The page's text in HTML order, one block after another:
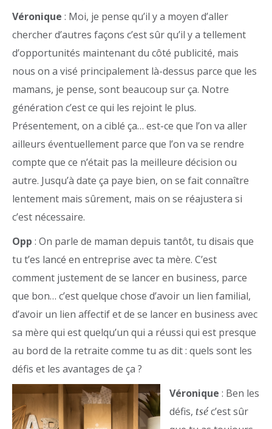
Véronique : Moi, je pense qu’il y a moyen d’aller
chercher d’autres façons c’est sûr qu’il y a tellement
d’opportunités maintenant du côté publicité, mais
nous on a visé principalement là-dessus parce que les
mamans, je pense, sont beaucoup sur ça. Notre
génération c’est ce qui les rejoint le plus.
Présentement, on a ciblé ça… est-ce que l’on va aller
ailleurs éventuellement parce que l’on va se rendre
compte que ce n’était pas la meilleure décision ou
autre. Jusqu’à date ça paye bien, on se fait connaître
lentement mais sûrement, mais on se réajustera si
c’est nécessaire.
Opp : On parle de maman depuis tantôt, tu disais que
tu t’es lancé en entreprise avec ta mère. C’est
comment justement de se lancer en business, parce
que bon… c’est quelque chose d’avoir un lien familial,
d’avoir un lien affectif et de se lancer en business avec
sa mère qui est quelqu’un qui a réussi qui est presque
au bord de la retraite comme tu as dit : quels sont les
défis et les avantages de ça ?
Véronique : Ben les
défis, tsé c’est sûr